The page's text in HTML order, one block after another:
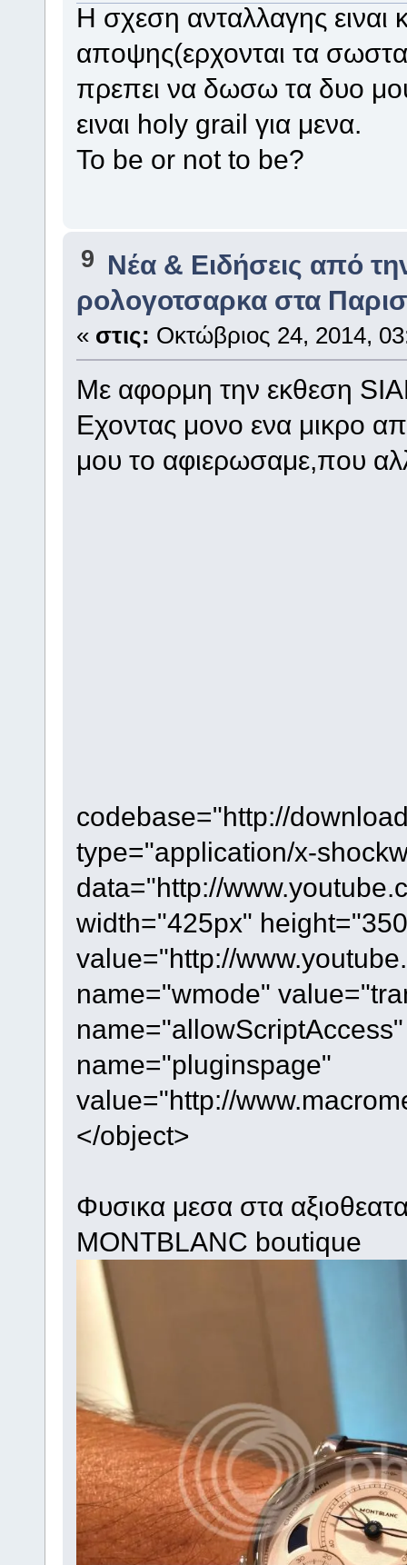
Η σχεση ανταλλαγης ειναι
αποψης(ερχονται τα
πρεπει να δωσω τα δυο
ειναι holy grail για μενα.
To be or not to be?
9 Νέα & Ειδήσεις από
ρολογοτσαρκα στα
« στις: Οκτώβριος 24, 2014,
Με αφορμη την εκθεση
Εχοντας μονο ενα μικρο
μου το αφιερωσαμε,που
codebase="http://
type="application/x-
data="http://
width="425px"
value="http://
name="wmode"
name="pluginspage"
value="http://
</object>
Φυσικα μεσα στα
MONTBLANC boutique